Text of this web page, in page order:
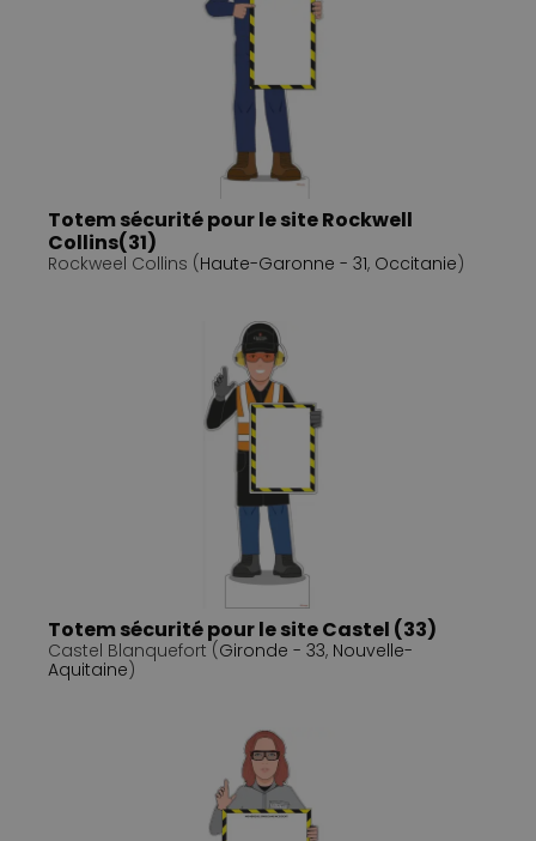
Totem sécurité pour le site Rockwell
Collins(31)
Rockweel Collins (Haute-Garonne - 31, Occitanie)
Totem sécurité pour le site Castel (33)
Castel Blanquefort (Gironde - 33, Nouvelle-
Aquitaine)